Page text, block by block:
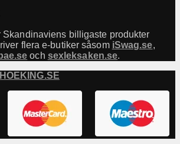
Skandinaviens billigaste produkter
flera e-butiker såsom iSwag.se,
och sexleksaken.se.